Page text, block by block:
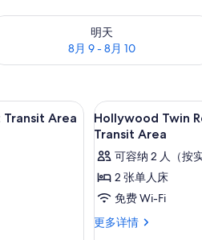
明天
8月 9 - 8月 10
看明天的空房情况：8月 9 - 8月 10
险箱、笔记本电脑工作区、隔音
Area
显
示
Hollywood
Twin
Room
Non-
6
Hollywood Twin
Transit Area
可容纳 2 人（按
2 张单人床
免费 Wi-Fi
更多详情
Hollywood